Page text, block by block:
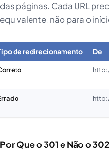
das páginas. Cada URL
equivalente, não para o
de redirecionamento De
Por Que o 301 e Não o 302